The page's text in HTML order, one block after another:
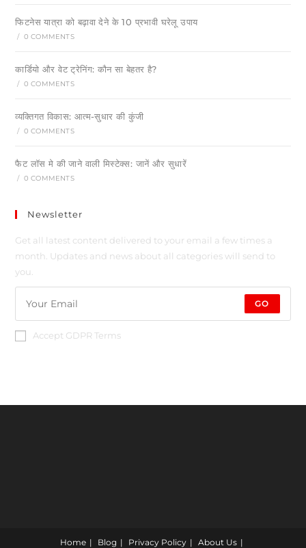
फिटनेस यात्रा को बढ़ावा देने के 10 प्रभावी घरेलू उपाय
/ 0 COMMENTS
कार्डियो और वेट ट्रेनिंग: कौन सा बेहतर है?
/ 0 COMMENTS
व्यक्तिगत विकास: आत्म-सुधार की कुंजी
/ 0 COMMENTS
फैट लॉस मे की जाने वाली मिस्टेक्स: जानें और सुधारें
/ 0 COMMENTS
Newsletter
Get all latest content delivered to your email a few times a
month. Updates and news about all categories will send to
you.
GO
Accept GDPR Terms
Home Blog Privacy Policy About Us